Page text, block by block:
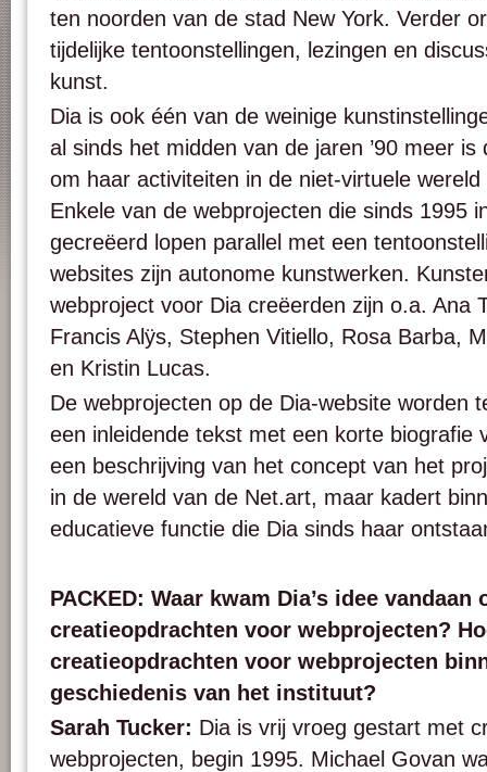
ten noorden van de stad New York. Verder
tijdelijke tentoonstellingen, lezingen en
kunst.
Dia is ook één van de weinige
al sinds het midden van de jaren ’90 meer
om haar activiteiten in de niet-virtuele
Enkele van de webprojecten die sinds 1995
gecreëerd lopen parallel met een
websites zijn autonome kunstwerken.
webproject voor Dia creëerden zijn o.a. Ana
Francis Alÿs, Stephen Vitiello, Rosa Barba,
en Kristin Lucas.
De webprojecten op de Dia-website worden
een inleidende tekst met een korte biografie
een beschrijving van het concept van het
in de wereld van de Net.art, maar kadert
educatieve functie die Dia sinds haar
PACKED: Waar kwam Dia’s idee
creatieopdrachten voor webprojecten?
creatieopdrachten voor webprojecten
geschiedenis van het instituut?
Sarah Tucker: Dia is vrij vroeg gestart met
webprojecten, begin 1995. Michael Govan